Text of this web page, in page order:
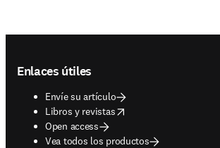
Enlaces útiles
Envíe su artículo
Libros y revistas
opens in new tab/window
Open access
Vea todos los productos